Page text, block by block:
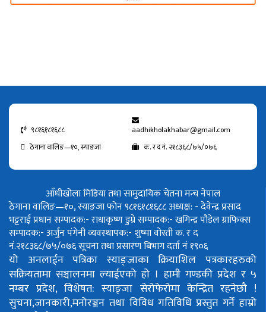
९८१६१८१६८८
aadhikholakhabar@gmail.com
ठेगाना वालिङ—१०, स्याङजा
क. र द नं. २१८३६८/७५/०७६
आँधीखोला मिडिया तथा सामुदायिक चेतना मन्च नेपाल
ठेगाना वालिङ—१०, स्याङजा फोन ९८१६१८१६८८अध्यक्ष: - देवेन्द्र प्रसाद
भट्टराईप्रधान सम्पादक:- राधाकृष्ण डुम्रेसम्पादक:- खगिन्द्र पौडेलग्राफिक्स
सम्पादक:- अर्जुन पंगेनीव्यवस्थापक:- शुष्मा वोस्तीक. र द
नं.२१८३६८/७५/०७६सूचना तथा प्रसारण बिभाग दर्ता नं १९०६
यो अनलाईन पत्रिका स्याङ्जाका क्रियाशिल पत्रकारहरुको
सक्रियतामा सञ्चालनमा ल्याईएको हो । हामी गण्डकी प्रदेश र ५
नम्बर प्रदेश, विशेषत: स्याङ्जा सेरोफेरोमा केन्द्रित रहनेछौ !
सुचना,जानकारी,मनोरञ्जन तथा विविध गतिविधि प्रस्तुत गर्ने हाम्रो